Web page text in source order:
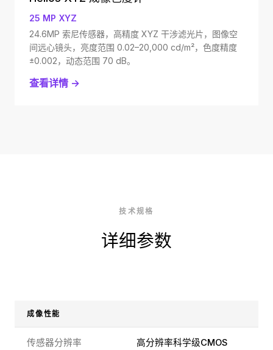
25 MP XYZ
24.6MP 索尼传感器，高精度 XYZ 干涉滤光片，图像空
间远心镜头，亮度范围 0.02–20,000 cd/m²，色度精度
±0.002，动态范围 70 dB。
查看详情 →
技术规格
详细参数
成像性能
传感器分辨率 高分辨率科学级CMOS